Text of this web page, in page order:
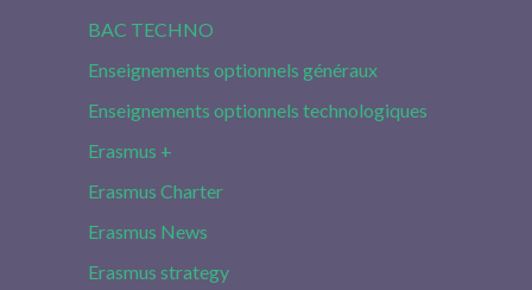
BAC TECHNO
Enseignements optionnels généraux
Enseignements optionnels technologiques
Erasmus +
Erasmus Charter
Erasmus News
Erasmus strategy